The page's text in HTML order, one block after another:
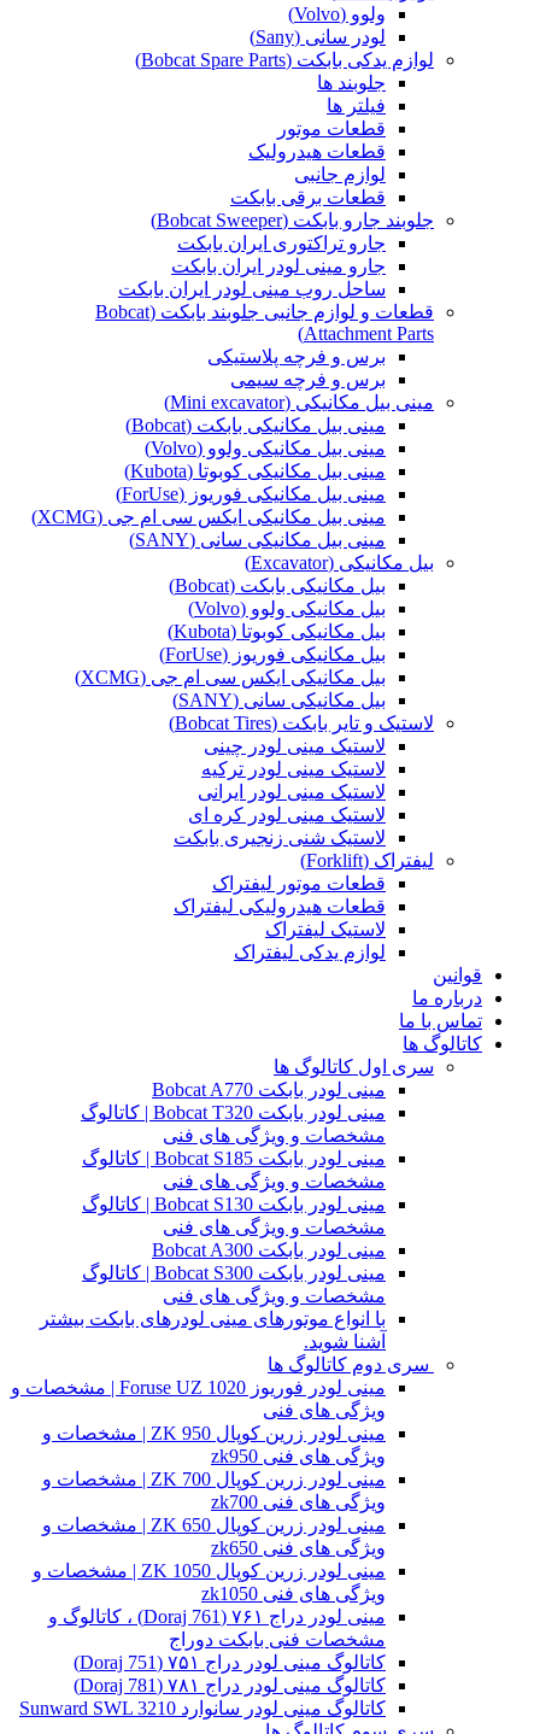
ولوو (Volvo)
لودر سانی (Sany)
لوازم یدکی بابکت (Bobcat Spare Parts)
جلوبند ها
فیلتر ها
قطعات موتور
قطعات هیدرولیک
لوازم جانبی
قطعات برقی بابکت
جلوبند جارو بابکت (Bobcat Sweeper)
جارو تراکتوری ایران بابکت
جارو مینی لودر ایران بابکت
ساحل روب مینی لودر ایران بابکت
قطعات و لوازم جانبی جلوبند بابکت (Bobcat
Attachment Parts)
برس و فرچه پلاستیکی
برس و فرچه سیمی
مینی بیل مکانیکی (Mini excavator)
مینی بیل مکانیکی بابکت (Bobcat)
مینی بیل مکانیکی ولوو (Volvo)
مینی بیل مکانیکی کوبوتا (Kubota)
مینی بیل مکانیکی فوریوز (ForUse)
مینی بیل مکانیکی ایکس سی ام جی (XCMG)
مینی بیل مکانیکی سانی (SANY)
بیل مکانیکی (Excavator)
بیل مکانیکی بابکت (Bobcat)
بیل مکانیکی ولوو (Volvo)
بیل مکانیکی کوبوتا (Kubota)
بیل مکانیکی فوریوز (ForUse)
بیل مکانیکی ایکس سی ام جی (XCMG)
بیل مکانیکی سانی (SANY)
لاستیک و تایر بابکت (Bobcat Tires)
لاستیک مینی لودر چینی
لاستیک مینی لودر ترکیه
لاستیک مینی لودر ایرانی
لاستیک مینی لودر کره ای
لاستیک شنی زنجیری بابکت
لیفتراک (Forklift)
قطعات موتور لیفتراک
قطعات هیدرولیکی لیفتراک
لاستیک لیفتراک
لوازم یدکی لیفتراک
قوانین
درباره ما
تماس با ما
کاتالوگ ها
سری اول کاتالوگ ها
مینی لودر بابکت Bobcat A770
مینی لودر بابکت Bobcat T320 | کاتالوگ
مشخصات و ویژگی های فنی
مینی لودر بابکت Bobcat S185 | کاتالوگ
مشخصات و ویژگی های فنی
مینی لودر بابکت Bobcat S130 | کاتالوگ
مشخصات و ویژگی های فنی
مینی لودر بابکت Bobcat A300
مینی لودر بابکت Bobcat S300 | کاتالوگ
مشخصات و ویژگی های فنی
با انواع موتورهای مینی لودرهای بابکت بیشتر
آشنا شوید.
سری دوم کاتالوگ ها
مینی لودر فوریوز Foruse UZ 1020 | مشخصات و
ویژگی های فنی
مینی لودر زرین کوپال ZK 950 | مشخصات و
ویژگی های فنی zk950
مینی لودر زرین کوپال ZK 700 | مشخصات و
ویژگی های فنی zk700
مینی لودر زرین کوپال ZK 650 | مشخصات و
ویژگی های فنی zk650
مینی لودر زرین کوپال ZK 1050 | مشخصات و
ویژگی های فنی zk1050
مینی لودر دراج ۷۶۱ (Doraj 761) ، کاتالوگ و
مشخصات فنی بابکت دوراج
کاتالوگ مینی لودر دراج ۷۵۱ (Doraj 751)
کاتالوگ مینی لودر دراج ۷۸۱ (Doraj 781)
کاتالوگ مینی لودر سانوارد Sunward SWL 3210